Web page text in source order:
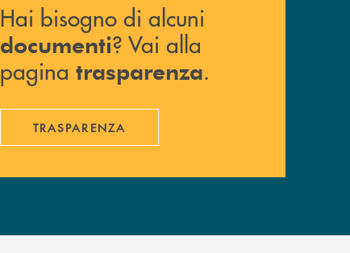
Hai bisogno di alcuni
documenti? Vai alla
pagina trasparenza.
TRASPARENZA